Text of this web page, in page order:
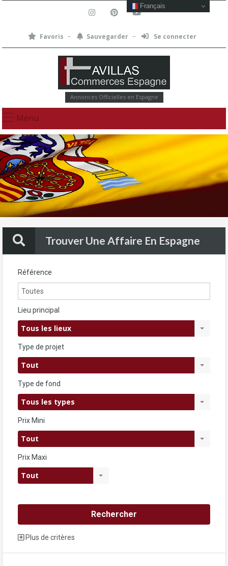
Favoris Sauvegarder Se connecter
Annonces Officielles en Espagne
Menu
Trouver Une Affaire En Espagne
Référence
Lieu principal
Tous les lieux
Type de projet
Tout
Type de fond
Tous les types
Prix Mini
Tout
Prix Maxi
Tout
Plus de critères
Français